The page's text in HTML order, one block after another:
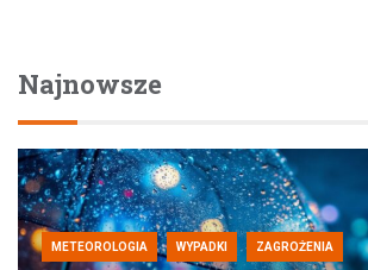
Najnowsze
METEOROLOGIA WYPADKI ZAGROŻENIA